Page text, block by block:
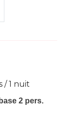
/ 1 nuit
2 pers.